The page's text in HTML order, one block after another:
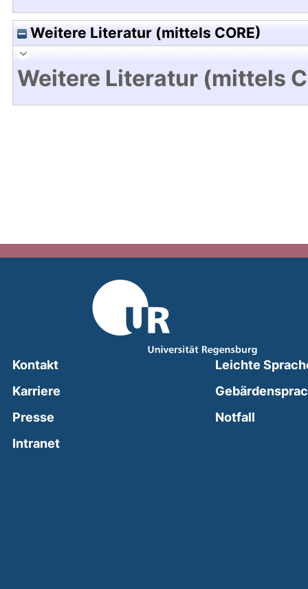
Weitere Literatur (mittels CORE)
Weitere Literatur (mittels
Kontakt
Karriere
Presse
Intranet(external link, opens in a new window)
Leichte
Notfall